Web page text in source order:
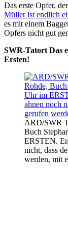
Das erste Opfer,
Müller ist endlich
es mit einem
Opfers nicht gut
SWR-Tatort Das
Ersten!
ARD/SWR
Buch
ERSTEN.
nicht, dass
werden, mit